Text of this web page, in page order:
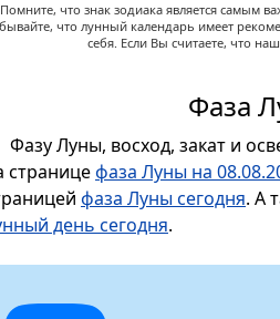
Помните, что знак зодиака является самым
что лунный календарь имеет
себя. Если Вы считаете, что
Фаза
Фазу Луны, восход, закат и
страницефаза Луны на
фаза Луны сегодня. А
день сегодня.